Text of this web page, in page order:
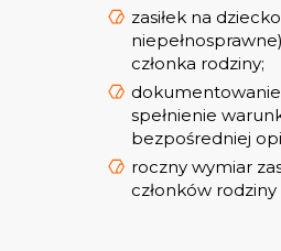
zasiłek na
członka rodziny;
dokumentowanie
spełnienie
bezpośredniej
roczny wymiar
członków